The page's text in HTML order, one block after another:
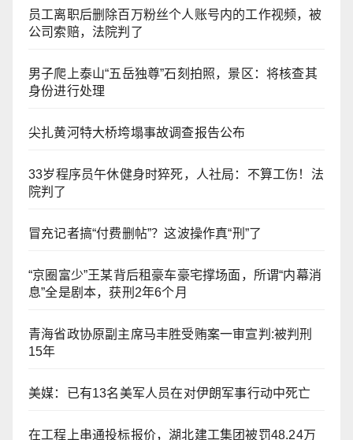
员工离职后删除百万粉丝个人账号内的工作视频，被
公司索赔，法院判了
男子爬上泰山“五岳独尊”石刻拍照，景区：将核查其
身份进行处理
尖扎黄河特大桥垮塌事故调查报告公布
33岁程序员午休健身时猝死，人社局：不算工伤！法
院判了
冒充记者搞“付费删帖”？这波操作真“刑”了
“京圈富少”王某背后租豪车豪宅撑场面，所谓“内幕消
息”全是剧本，获刑2年6个月
青海省政协原副主席马丰胜受贿案一审宣判:被判刑
15年
美媒：已有13名美军人员在对伊朗军事行动中死亡
在工程上串通投标报价，湖北建工集团被罚48.24万